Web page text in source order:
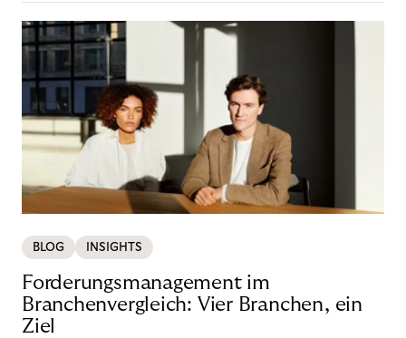
BLOG INSIGHTS
Forderungsmanagement im
Branchenvergleich: Vier Branchen, ein
Ziel